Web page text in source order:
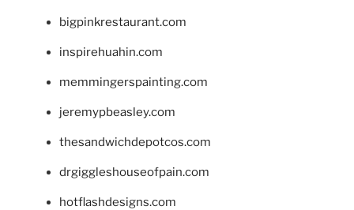
bigpinkrestaurant.com
inspirehuahin.com
memmingerspainting.com
jeremypbeasley.com
thesandwichdepotcos.com
drgiggleshouseofpain.com
hotflashdesigns.com